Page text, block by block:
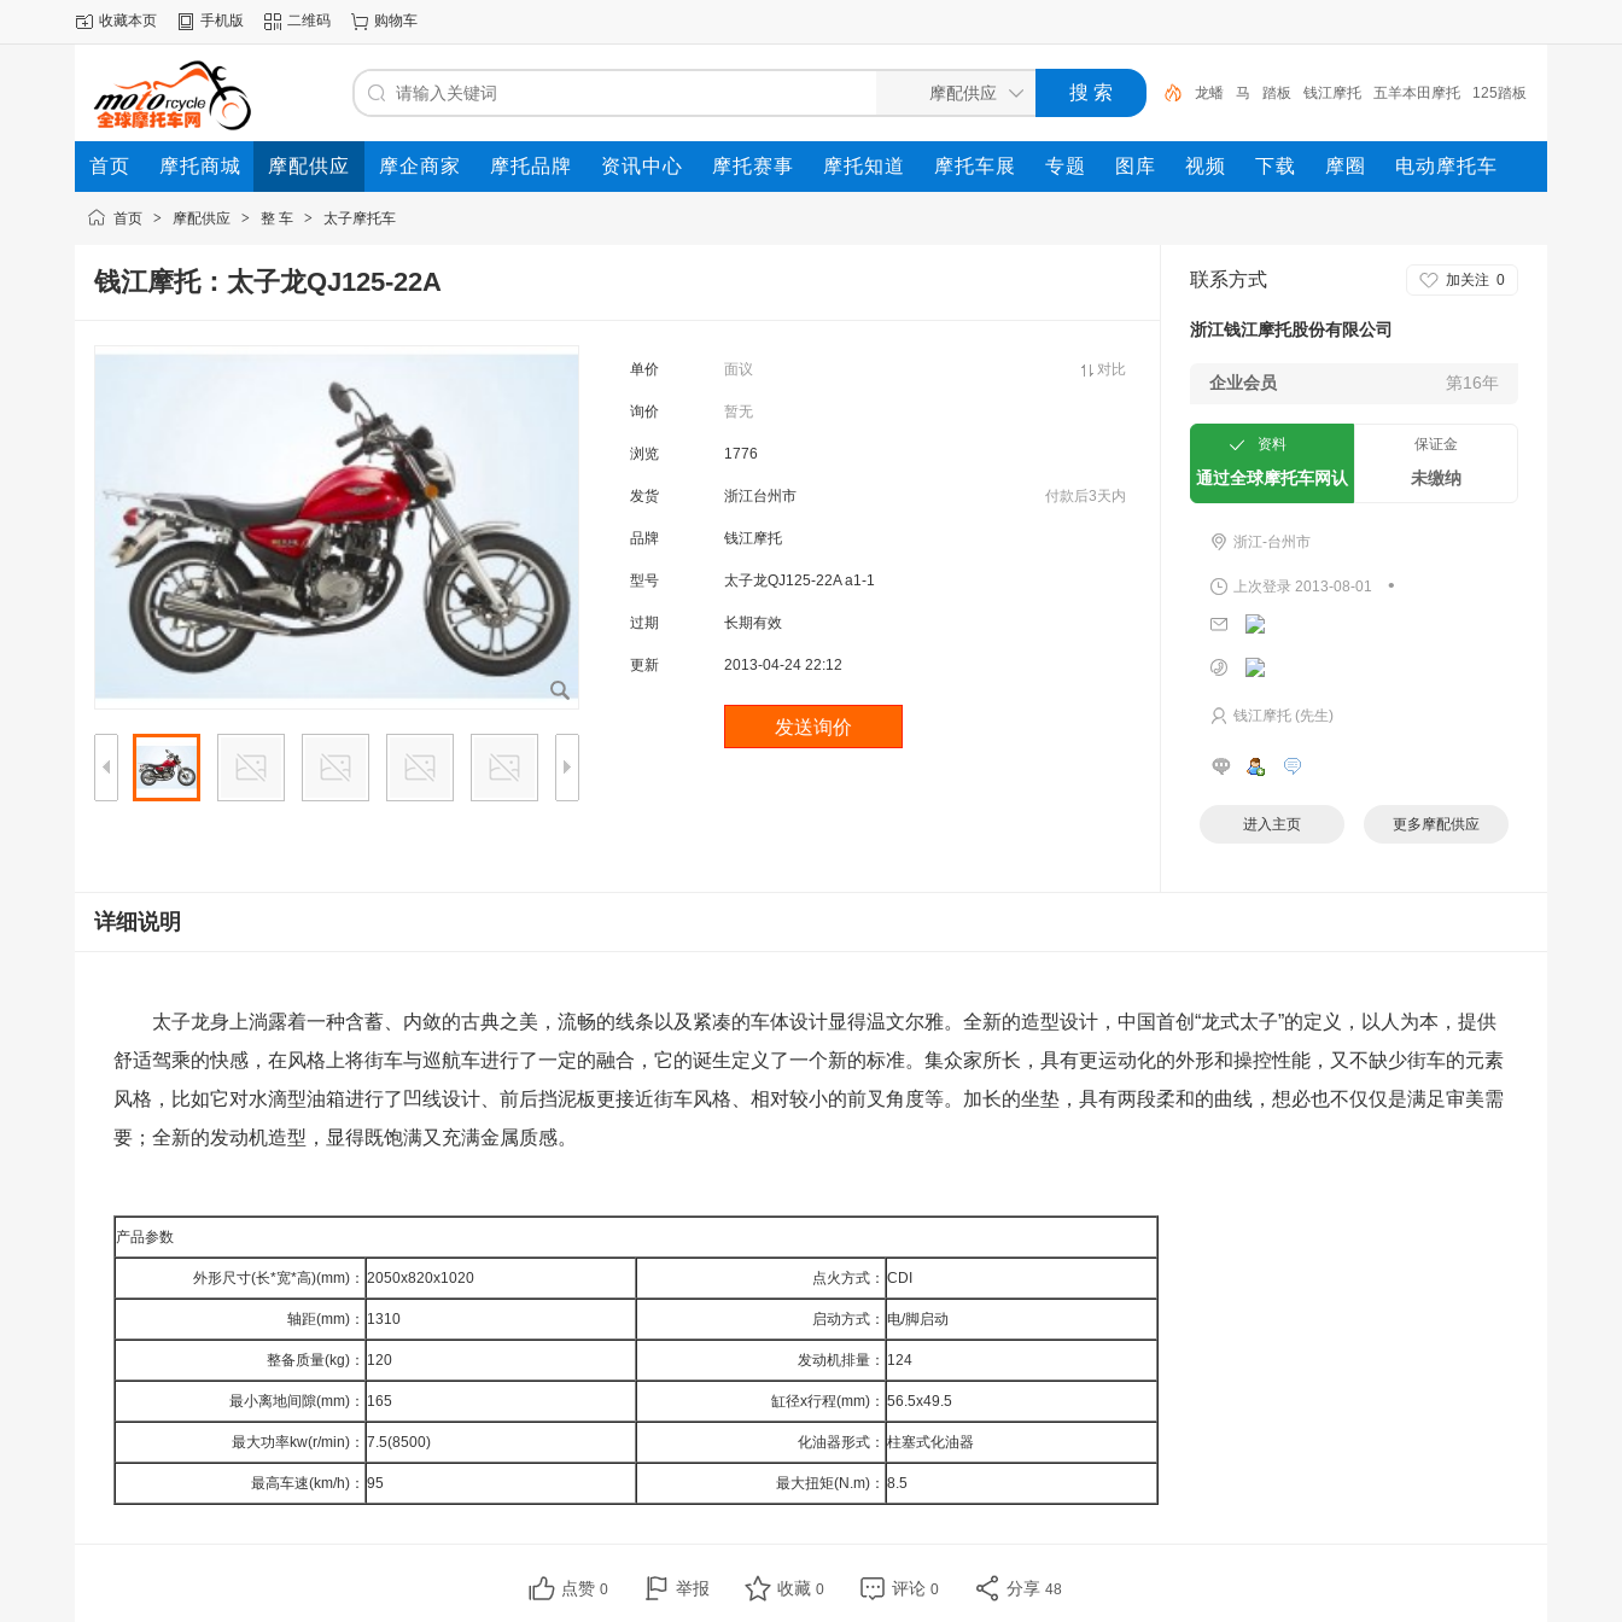
收藏本页 手机版 二维码 购物车
龙蟠 马 踏板 钱江摩托 五羊本田摩托 125踏板
摩托车 新大洲 电动车 摩托 摩托车
首页 摩托商城 摩配供应 摩企商家 摩托品牌 资讯中心 摩托赛事 摩托知道 摩托车展 专题 图库 视频 下载 摩圈 电动摩托车
动态首页 > 摩配供应 > 整 车 > 太子摩托车
钱江摩托：太子龙QJ125-22A
单价 面议 对比
询价 暂无
浏览 1776
发货 浙江台州市 付款后3天内
品牌 钱江摩托
型号 太子龙QJ125-22A a1-1
过期 长期有效
更新 2013-04-24 22:12
联系方式 加关注 0
浙江钱江摩托股份有限公司
企业会员 第16年
资料
通过全球摩托车网认
证
保证金
未缴纳
浙江-台州市
上次登录 2013-08-01 •
钱江摩托 (先生)
进入主页 更多摩配供应
详细说明
太子龙身上淌露着一种含蓄、内敛的古典之美，流畅的线条以及紧凑的车体设计显得温文尔雅。全新的造型设计，中国首创“龙式太子”的定义，以人为本，提供
舒适驾乘的快感，在风格上将街车与巡航车进行了一定的融合，它的诞生定义了一个新的标准。集众家所长，具有更运动化的外形和操控性能，又不缺少街车的元素
风格，比如它对水滴型油箱进行了凹线设计、前后挡泥板更接近街车风格、相对较小的前叉角度等。加长的坐垫，具有两段柔和的曲线，想必也不仅仅是满足审美需
要；全新的发动机造型，显得既饱满又充满金属质感。
产品参数
外形尺寸(长*宽*高)(mm)： 2050x820x1020 点火方式： CDI
轴距(mm)： 1310 启动方式： 电/脚启动
整备质量(kg)： 120 发动机排量： 124
最小离地间隙(mm)： 165 缸径x行程(mm)： 56.5x49.5
最大功率kw(r/min)： 7.5(8500) 化油器形式： 柱塞式化油器
最高车速(km/h)： 95 最大扭矩(N.m)： 8.5
点赞 0 举报 收藏 0 评论 0 分享 48